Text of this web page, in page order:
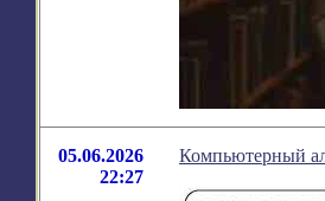
05.06.2026
22:27
Компьютерный